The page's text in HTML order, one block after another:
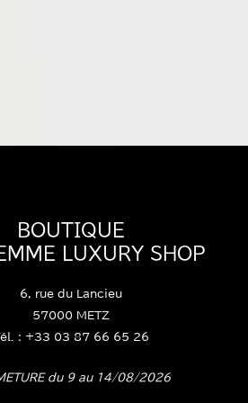
BOUTIQUE
LUXURY SHOP
6, rue du Lancieu
57000 METZ
: +33 03 87 66 65 26
du 9 au 14/08/2026